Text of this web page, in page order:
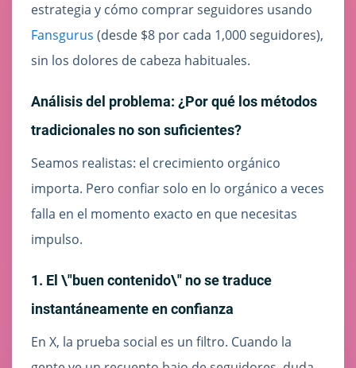
estrategia y cómo comprar seguidores usando
Fansgurus (desde $8 por cada 1,000 seguidores),
sin los dolores de cabeza habituales.
Análisis del problema: ¿Por qué los métodos
tradicionales no son suficientes?
Seamos realistas: el crecimiento orgánico
importa. Pero confiar solo en lo orgánico a veces
falla en el momento exacto en que necesitas
impulso.
1. El \"buen contenido\" no se traduce
instantáneamente en confianza
En X, la prueba social es un filtro. Cuando la